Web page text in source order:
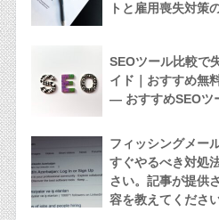
トと雇用喪失対策
SEOツール比較で
イド｜おすすめ無
— おすすめSEOツ
フィッシングメー
すぐやるべき対処
さい。記事が提供
容を教えてください